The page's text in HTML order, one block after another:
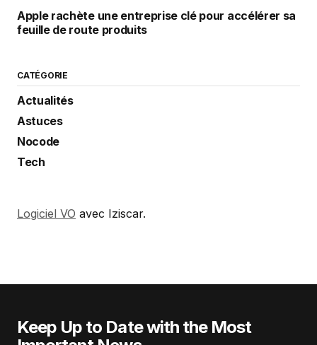
Apple rachète une entreprise clé pour accélérer sa
feuille de route produits
CATÉGORIE
Actualités
Astuces
Nocode
Tech
Logiciel VO avec Iziscar.
Keep Up to Date with the Most